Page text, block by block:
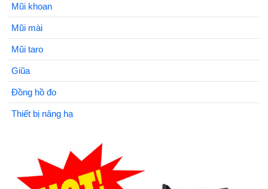
Mũi khoan
Mũi mài
Mũi taro
Giũa
Đồng hồ đo
Thiết bị nâng hạ